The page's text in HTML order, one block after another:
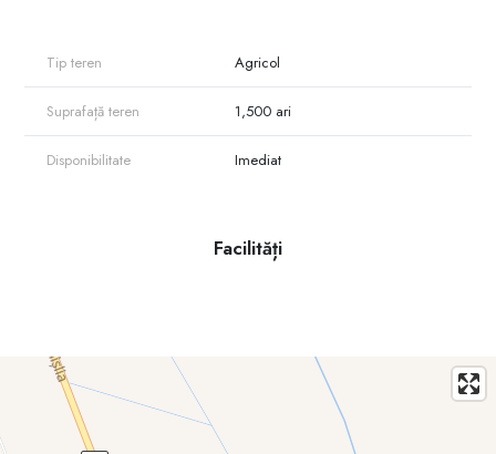
Tip teren Agricol
Suprafață teren 1,500 ari
Disponibilitate Imediat
Facilități